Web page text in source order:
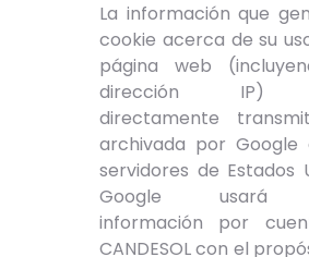
La información que
cookie acerca de su
página web
dirección IP)
directamente
archivada por Google
servidores de Estados
Google usará
información por
CANDESOL con el